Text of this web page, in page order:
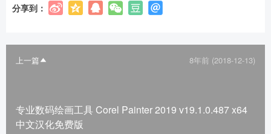
2元 5元
20元 50元 自定义
分享到：
上一篇 8年前 (2018-12-13)
专业数码绘画工具 Corel Painter 2019 v19.1.0.487 x64
中文汉化免费版